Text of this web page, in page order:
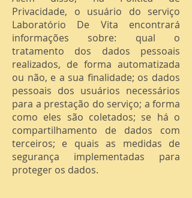
Privacidade, o usuário do serviço
Laboratório De Vita encontrará
informações sobre: qual o
tratamento dos dados pessoais
realizados, de forma automatizada
ou não, e a sua finalidade; os dados
pessoais dos usuários necessários
para a prestação do serviço; a forma
como eles são coletados; se há o
compartilhamento de dados com
terceiros; e quais as medidas de
segurança implementadas para
proteger os dados.